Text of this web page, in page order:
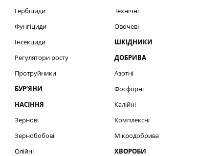
Гербіциди
Фунгіциди
Інсекциди
Регулятори росту
Протруйники
БУР’ЯНИ
НАСІННЯ
Зернові
Зернобобові
Олійні
Технічні
Овочеві
ШКІДНИКИ
ДОБРИВА
Азотні
Фосфорні
Калійні
Комплексні
Мікродобрива
ХВОРОБИ